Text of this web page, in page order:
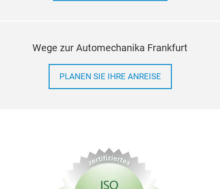
Wege zur Automechanika Frankfurt
PLANEN SIE IHRE ANREISE